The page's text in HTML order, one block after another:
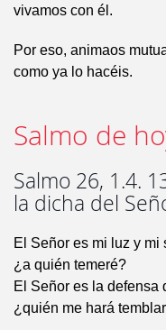
vivamos con él.
Por eso, animaos
como ya lo hacéis.
Salmo de
Salmo 26, 1.4.
la dicha del
El Señor es mi luz y mi
¿a quién temeré?
El Señor es la defensa
¿quién me hará